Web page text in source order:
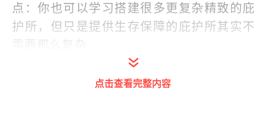
点：你也可以学习搭建很多更复杂精致的庇
护所，但只是提供生存保障的庇护所其实不
在求生情况下，能用就行。
点击查看完整内容